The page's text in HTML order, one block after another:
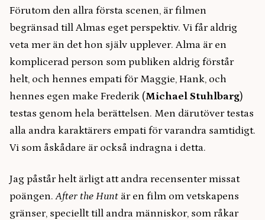
Förutom den allra första scenen, är filmen
begränsad till Almas eget perspektiv. Vi får aldrig
veta mer än det hon själv upplever. Alma är en
komplicerad person som publiken aldrig förstår
helt, och hennes empati för Maggie, Hank, och
hennes egen make Frederik (Michael Stuhlbarg)
testas genom hela berättelsen. Men därutöver testas
alla andra karaktärers empati för varandra samtidigt.
Vi som åskådare är också indragna i detta.
Jag påstår helt ärligt att andra recensenter missat
poängen.After the Hunt är en film om vetskapens
gränser, speciellt till andra människor, som råkar